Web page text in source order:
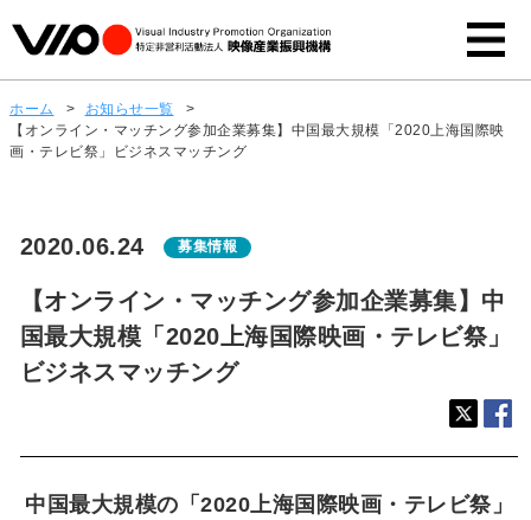
ホーム > お知らせ一覧
>
【オンライン・マッチング参加企業募集】中国最大規模「2020上海国際映
画・テレビ祭」ビジネスマッチング
2020.06.24 募集情報
【オンライン・マッチング参加企業募集】中
国最大規模「2020上海国際映画・テレビ祭」
ビジネスマッチング
中国最大規模の「2020上海国際映画・テレビ祭」